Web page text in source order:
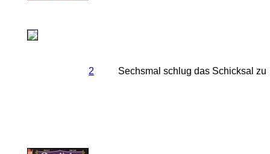
2 Sechsmal schlug das Schicksal zu